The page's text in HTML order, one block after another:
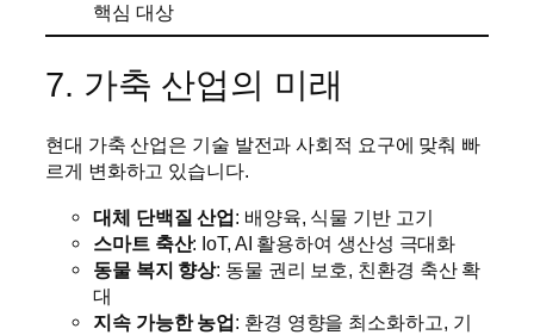
핵심 대상
7. 가축 산업의 미래
현대 가축 산업은 기술 발전과 사회적 요구에 맞춰 빠
르게 변화하고 있습니다.
대체 단백질 산업: 배양육, 식물 기반 고기
스마트 축산: IoT, AI 활용하여 생산성 극대화
동물 복지 향상: 동물 권리 보호, 친환경 축산 확
대
지속 가능한 농업: 환경 영향을 최소화하고, 기